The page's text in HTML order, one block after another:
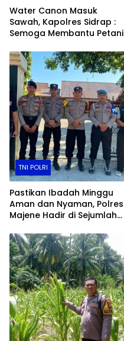
Water Canon Masuk
Sawah, Kapolres Sidrap :
Semoga Membantu Petani
TNI POLRI
Pastikan Ibadah Minggu
Aman dan Nyaman, Polres
Majene Hadir di Sejumlah